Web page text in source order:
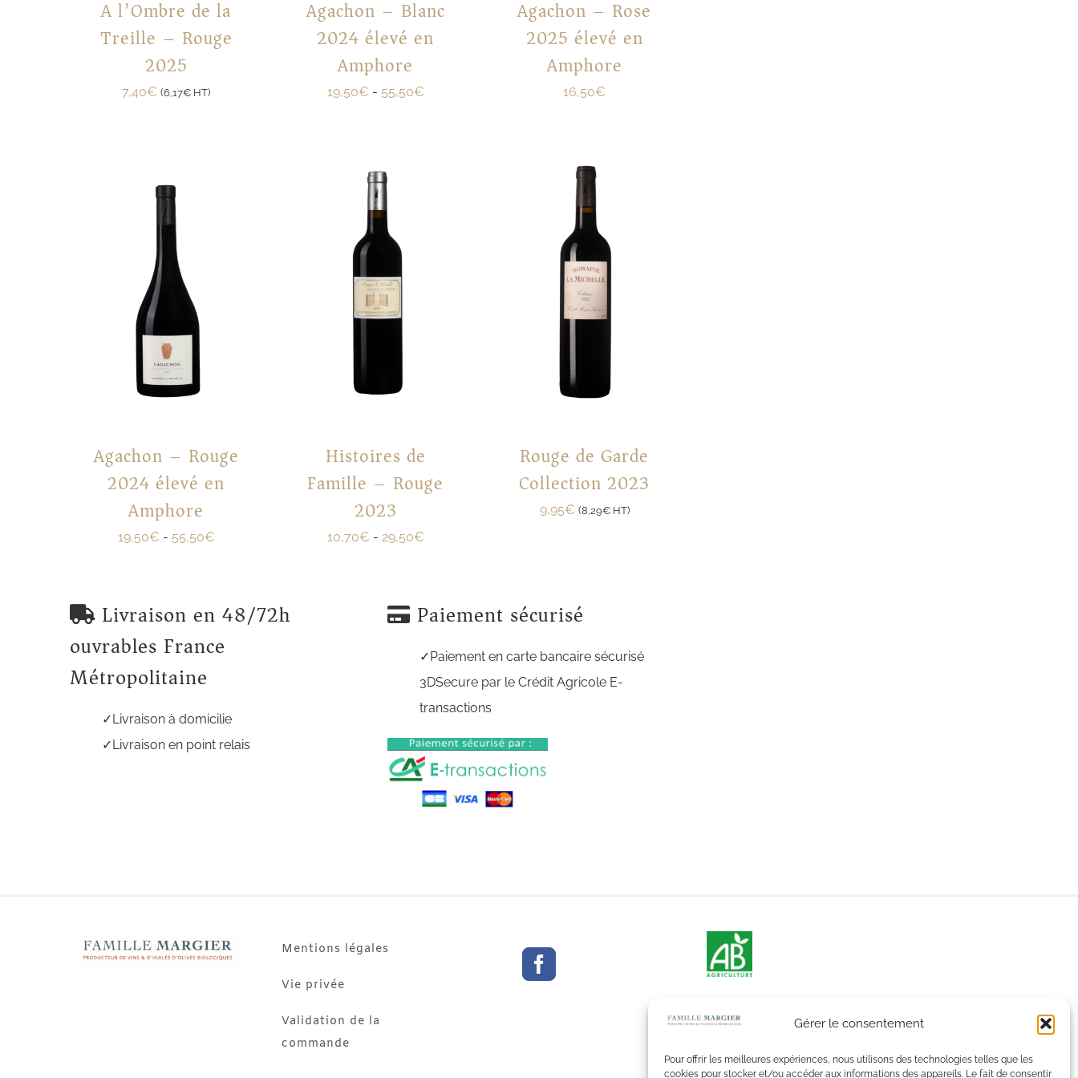
Gérer le consentement
Pour offrir les meilleures expériences, nous utilisons des technologies telles que les
cookies pour stocker et/ou accéder aux informations des appareils. Le fait de consentir
A l’Ombre de la
Treille – Rouge
2025
7,40€ (6,17€ HT)
Agachon – Blanc
2024 élevé en
Amphore
19,50€ - 55,50€
Agachon – Rose
2025 élevé en
Amphore
16,50€
Agachon – Rouge
2024 élevé en
Amphore
19,50€ - 55,50€
Histoires de
Famille – Rouge
2023
10,70€ - 29,50€
Rouge de Garde
Collection 2023
9,95€ (8,29€HT)
Livraison en 48/72h
ouvrables France
Métropolitaine
Livraison à domicilie
Livraison en point relais
Paiement sécurisé
Paiement en carte bancaire sécurisé
3DSecure par le Crédit Agricole E-
transactions
Mentions légales
Vie privée
Validation de la
commande